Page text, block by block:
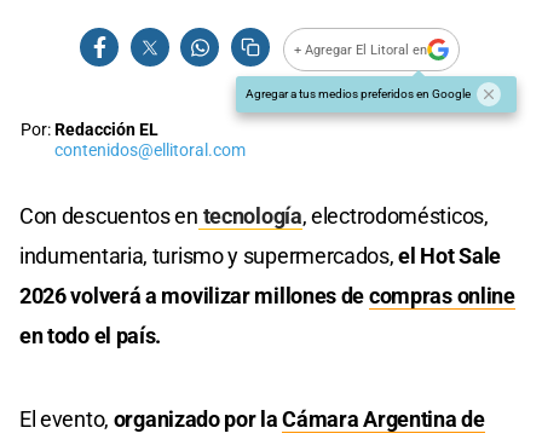
+ Agregar El Litoral en
Agregar a tus medios preferidos en Google
Por:Redacción EL
contenidos@ellitoral.com
Con descuentos en tecnología, electrodomésticos,
indumentaria, turismo y supermercados,el Hot Sale
2026 volverá a movilizar millones decompras online
en todo el país.
El evento, organizado por laCámara Argentina de